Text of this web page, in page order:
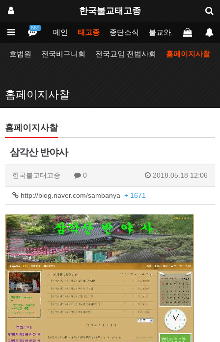
한국불교태고종
BBS
메인 태고종 종단소식 불교와의만남 업
호법원 전국비구니회 전국교임 전법사회 홈페이지사찰
홈페이지사찰
홈페이지사찰
삼각산 반야사
한국불교태고종 0 2018.05.18 12:06
http://blog.naver.com/sambanya + 1671